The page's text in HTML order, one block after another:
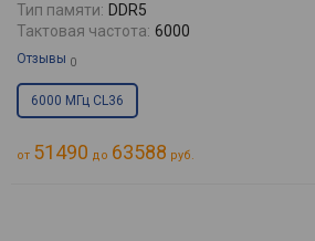
Тип памяти: DDR5
Тактовая частота: 6000
Отзывы 0
6000 МГц CL36
от 51490 до 63588 руб.